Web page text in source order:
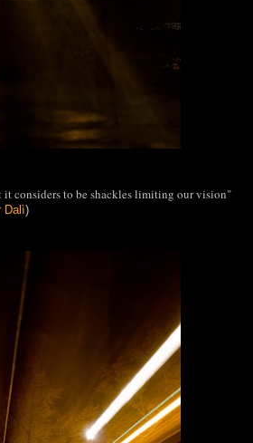
considers to be shackles limiting our vision"
Dalì)